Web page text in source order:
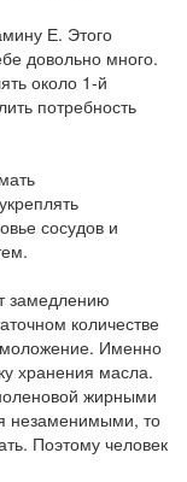
Е. Этого
довольно много.
около 1-й
потребность
сосудов и
замедлению
количестве
Именно
хранения масла.
жирными
незаменимыми, то
Поэтому человек